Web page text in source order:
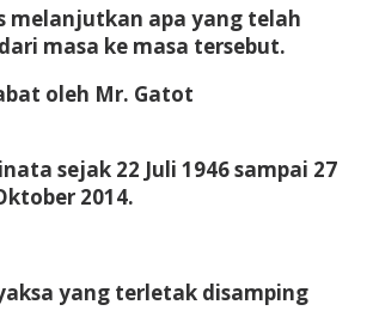
melanjutkan apa yang telah
masa ke masa tersebut.
oleh Mr. Gatot
sejak 22 Juli 1946 sampai 27
2014.
yang terletak disamping